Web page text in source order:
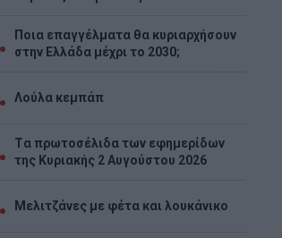
Ποια επαγγέλματα θα κυριαρχήσουν
στην Ελλάδα μέχρι το 2030;
Λούλα κεμπάπ
Tα πρωτοσέλιδα των εφημερίδων
της Κυριακής 2 Αυγούστου 2026
Μελιτζάνες με φέτα και λουκάνικο